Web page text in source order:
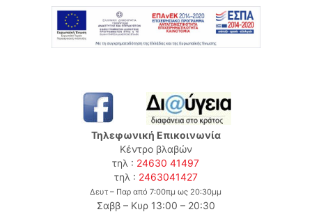
Τηλεφωνική Επικοινωνία
Κέντρο βλαβών
τηλ : 24630 41497
τηλ : 2463041427
Δευτ – Παρ από 7:00πμ ως 20:30μμ
Σαββ – Κυρ 13:00 – 20:30